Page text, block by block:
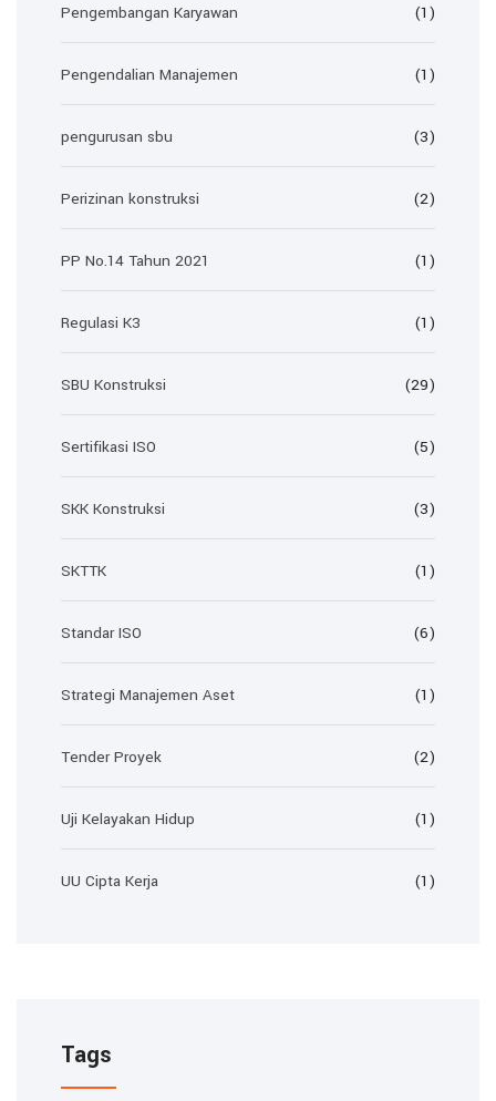
Pengembangan Karyawan (1)
Pengendalian Manajemen (1)
pengurusan sbu (3)
Perizinan konstruksi (2)
PP No.14 Tahun 2021 (1)
Regulasi K3 (1)
SBU Konstruksi (29)
Sertifikasi ISO (5)
SKK Konstruksi (3)
SKTTK (1)
Standar ISO (6)
Strategi Manajemen Aset (1)
Tender Proyek (2)
Uji Kelayakan Hidup (1)
UU Cipta Kerja (1)
Tags